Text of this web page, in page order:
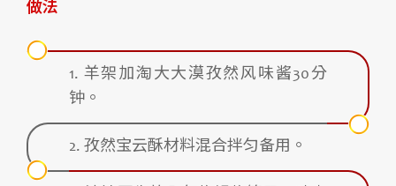
做法
1. 羊架加淘大大漠孜然风味酱30分
钟。
2. 孜然宝云酥材料混合拌匀备用。